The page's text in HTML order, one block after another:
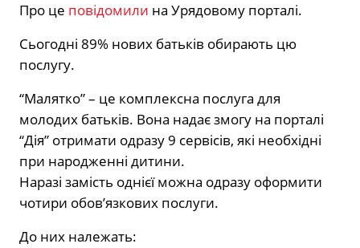
Про це повідомили на Урядовому порталі.
Сьогодні 89% нових батьків обирають цю
послугу.
“Малятко” – це комплексна послуга для
молодих батьків. Вона надає змогу на порталі
“Дія” отримати одразу 9 сервісів, які необхідні
при народженні дитини.
Наразі замість однієї можна одразу оформити
чотири обов’язкових послуги.
До них належать: